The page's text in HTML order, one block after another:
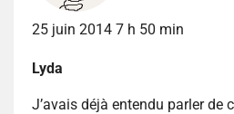
25 juin 2014 7 h 50 min
Lyda
J’avais déjà entendu parler de